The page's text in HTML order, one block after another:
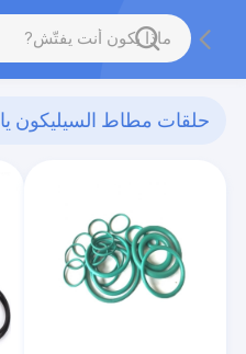
حلقات مطاط السيليكون يا